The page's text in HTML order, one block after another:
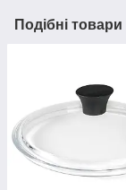
Подібні товари